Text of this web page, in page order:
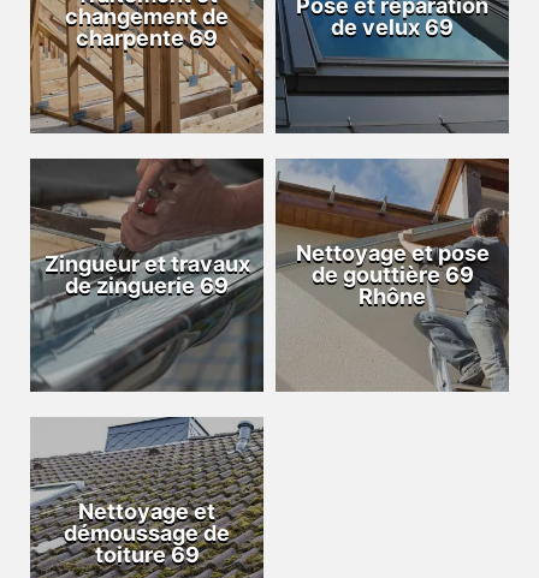
changement de
charpente 69
Pose et réparation
de velux 69
Zingueur et travaux
de zinguerie 69
Nettoyage et pose
de gouttière 69
Rhône
Nettoyage et
démoussage de
toiture 69